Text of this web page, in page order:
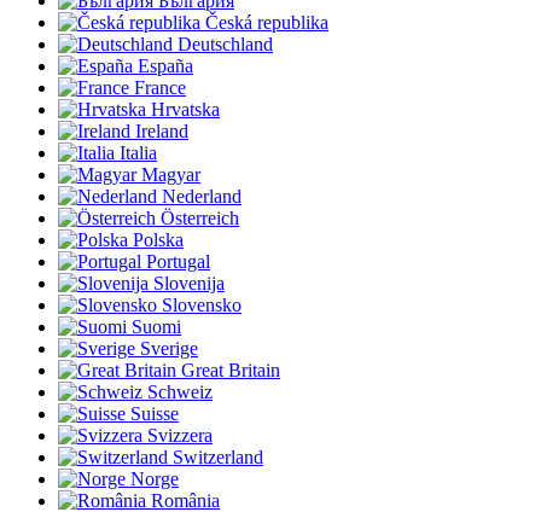
Česká republika
Deutschland
España
France
Hrvatska
Ireland
Italia
Magyar
Nederland
Österreich
Polska
Portugal
Slovenija
Slovensko
Suomi
Sverige
Great Britain
Schweiz
Suisse
Svizzera
Switzerland
Norge
România